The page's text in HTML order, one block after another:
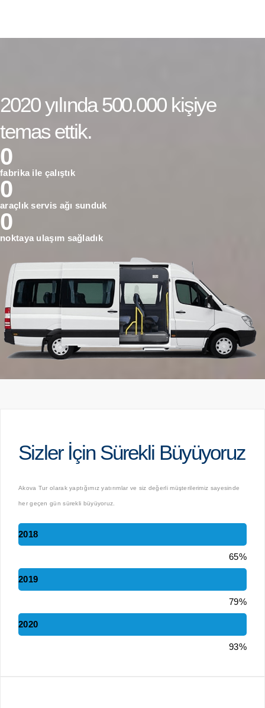
2020 yılında 500.000 kişiye
temas ettik.
0
fabrika ile çalıştık
0
araçlık servis ağı sunduk
0
noktaya ulaşım sağladık
Sizler İçin Sürekli Büyüyoruz
Akova Tur olarak yaptığımız yatırımlar ve siz değerli müşterilerimiz sayesinde
her geçen gün sürekli büyüyoruz.
2018
65%
2019
79%
2020
93%